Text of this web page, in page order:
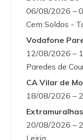
06/08/2026 –
Cem Soldos -
Vodafone
12/08/2026 –
Paredes de
CA Vilar de
18/08/2026 –
20/08/2026 –
Leiria